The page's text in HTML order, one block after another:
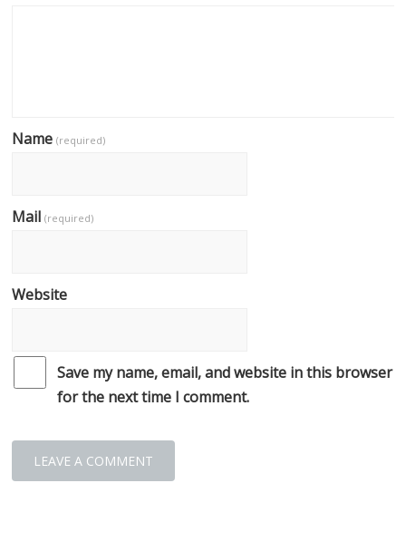
Name(required)
Mail(required)
Website
Save my name, email, and website in this browser
for the next time I comment.